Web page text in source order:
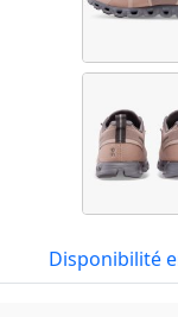
Disponibilité